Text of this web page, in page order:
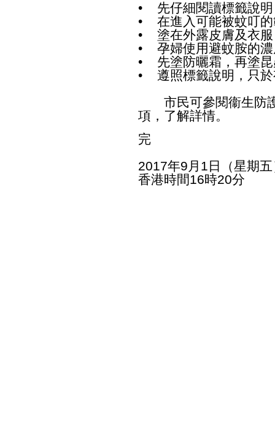
• 先仔細閱讀標籤說
• 在進入可能被蚊叮的
• 塗在外露皮膚及衣
• 孕婦使用避蚊胺的濃
• 先塗防曬霜，再塗昆
• 遵照標籤說明，只於
市民可參閱衞生防
項 ，了解詳情。
完
2017年9月1日（星期
香港時間16時20分